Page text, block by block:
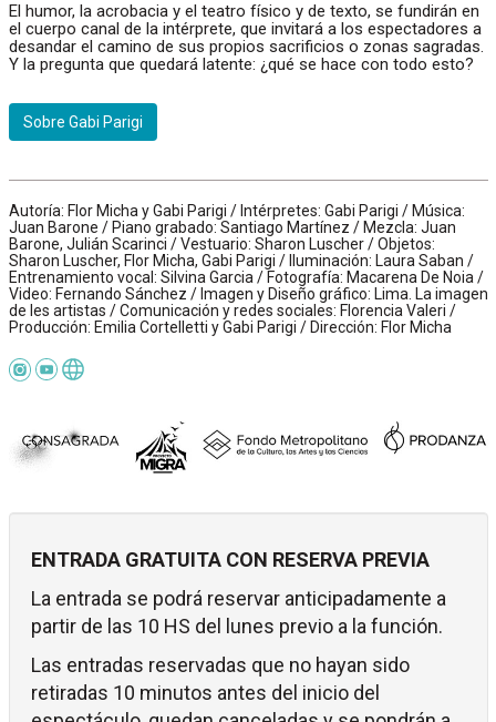
El humor, la acrobacia y el teatro físico y de texto, se fundirán en
el cuerpo canal de la intérprete, que invitará a los espectadores a
desandar el camino de sus propios sacrificios o zonas sagradas.
Y la pregunta que quedará latente: ¿qué se hace con todo esto?
Sobre Gabi Parigi
Autoría: Flor Micha y Gabi Parigi / Intérpretes: Gabi Parigi / Música:
Juan Barone / Piano grabado: Santiago Martínez / Mezcla: Juan
Barone, Julián Scarinci / Vestuario: Sharon Luscher / Objetos:
Sharon Luscher, Flor Micha, Gabi Parigi / Iluminación: Laura Saban /
Entrenamiento vocal: Silvina Garcia / Fotografía: Macarena De Noia /
Video: Fernando Sánchez / Imagen y Diseño gráfico: Lima. La imagen
de les artistas / Comunicación y redes sociales: Florencia Valeri /
Producción: Emilia Cortelletti y Gabi Parigi / Dirección: Flor Micha
ENTRADA GRATUITA CON RESERVA PREVIA
La entrada se podrá reservar anticipadamente a
partir de las 10 HS del lunes previo a la función.
Las entradas reservadas que no hayan sido
retiradas 10 minutos antes del inicio del